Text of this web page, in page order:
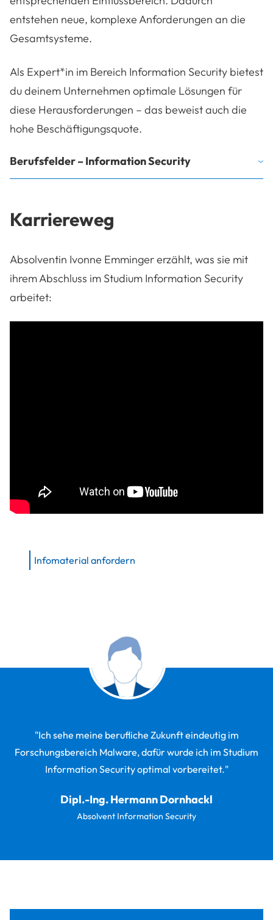
entstehen neue, komplexe Anforderungen an die
Gesamtsysteme.
Als Expert*in im Bereich Information Security bietest
du deinem Unternehmen optimale Lösungen für
diese Herausforderungen – das beweist auch die
hohe Beschäftigungsquote.
Berufsfelder – Information Security
Karriereweg
Absolventin Ivonne Emminger erzählt, was sie mit
ihrem Abschluss im Studium Information Security
arbeitet:
Infomaterial anfordern
"Ich sehe meine berufliche Zukunft eindeutig im
Forschungsbereich Malware, dafür wurde ich im Studium
Information Security optimal vorbereitet."
Dipl.-Ing. Hermann Dornhackl
Absolvent Information Security